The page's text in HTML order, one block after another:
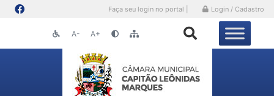
Faça seu login no portal | Login / Cadastro
A- A+